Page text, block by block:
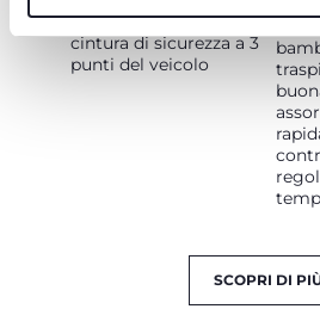
esclusivamente la
cintura di sicurezza a 3
punti del veicolo
SCOPRI DI